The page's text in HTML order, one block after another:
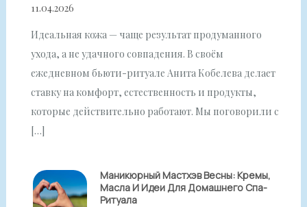
11.04.2026
Идеальная кожа — чаще результат продуманного
ухода, а не удачного совпадения. В своём
ежедневном бьюти-ритуале Анита Кобелева делает
ставку на комфорт, естественность и продукты,
которые действительно работают. Мы поговорили с
[…]
Маникюрный Мастхэв Весны: Кремы,
Масла И Идеи Для Домашнего Спа-
Ритуала